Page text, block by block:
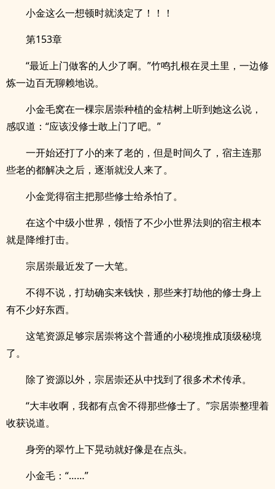
小金这么一想顿时就淡定了！！！
第153章
“最近上门做客的人少了啊。”竹鸣扎根在灵土里，一边修
炼一边百无聊赖地说。
小金毛窝在一棵宗居崇种植的金桔树上听到她这么说，
感叹道：“应该没修士敢上门了吧。”
一开始还打了小的来了老的，但是时间久了，宿主连那
些老的都解决之后，逐渐就没人来了。
小金觉得宿主把那些修士给杀怕了。
在这个中级小世界，领悟了不少小世界法则的宿主根本
就是降维打击。
宗居崇最近发了一大笔。
不得不说，打劫确实来钱快，那些来打劫他的修士身上
有不少好东西。
这笔资源足够宗居崇将这个普通的小秘境推成顶级秘境
了。
除了资源以外，宗居崇还从中找到了很多术术传承。
“大丰收啊，我都有点舍不得那些修士了。”宗居崇整理着
收获说道。
身旁的翠竹上下晃动就好像是在点头。
小金毛：“……”